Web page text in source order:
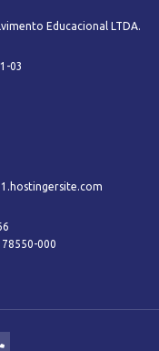
Educacional LTDA.
03
000